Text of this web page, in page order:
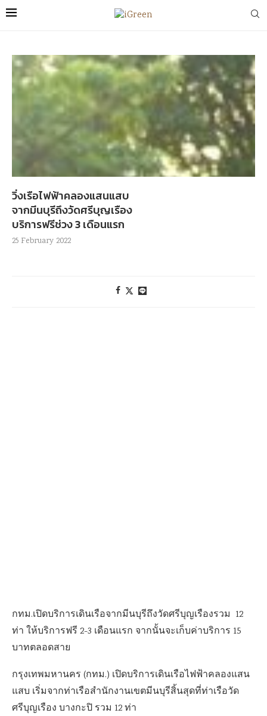
วิ่งเรือไฟฟ้าคลองแสนแสบ
จากมีนบุรีถึงวัดศรีบุญเรือง
บริการฟรีช่วง 3 เดือนแรก
25 February 2022
กทม.เปิดบริการเดินเรือจากมีนบุรีถึงวัดศรีบุญเรืองรวม 12
ท่า ให้บริการฟรี 2-3 เดือนแรก จากนั้นจะเก็บค่าบริการ 15
บาทตลอดสาย
กรุงเทพมหานคร (กทม.) เปิดบริการเดินเรือไฟฟ้าคลองแสน
แสบ เริ่มจากท่าเรือสำนักงานเขตมีนบุรีสิ้นสุดที่ท่าเรือวัด
ศรีบุญเรือง บางกะปิ รวม 12 ท่า